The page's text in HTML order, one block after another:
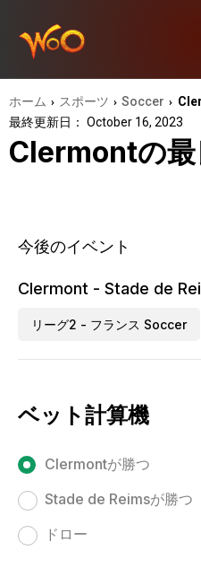
ホーム › スポーツ › Soccer ›
最終更新日： October 16, 2023
Clermontの
今後のイベント
Clermont - Stade de
リーグ2 - フランス Soccer
ベット計算機
Clermontが勝つ
Stade de Reimsが勝つ
ドロー